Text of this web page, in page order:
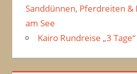
Sanddünnen, Pferdreiten &
am See
Kairo Rundreise „3 Tage“